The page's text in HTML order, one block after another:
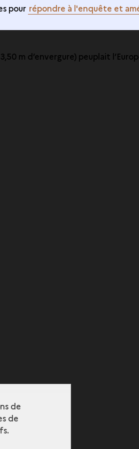
pour répondre à l'enquête et
m d’envergure) peuplait
de
de